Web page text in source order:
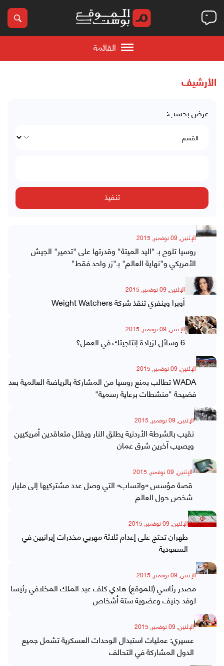
القائمة
الأرشيف
عرض بحسب:
الإثنين, 09 نوفمبر, 2015
روسيا تلوح بـ "اليد الميتة" وقدرتها على "تدمير" الجيش
الأمريكي و"نهاية العالم" بـ"زر واحد فقط"
الإثنين, 09 نوفمبر, 2015
أوبرا وينفري تنقذ شركة Weight Watchers
الإثنين, 09 نوفمبر, 2015
6 وسائل لزيادة إنتاجيتك في العمل؟
الإثنين, 09 نوفمبر, 2015
WADA تطالب بمنع روسيا من المشاركة بالرياضة العالمية بعد
فضيحة "منشطات برعاية رسمية"
الإثنين, 09 نوفمبر, 2015
نقيب بالشرطة الأردنية يطلق النار ويقتل متعاقدين أمريكيين
ويصيب آخرين شرق عمان
الإثنين, 09 نوفمبر, 2015
قصة مؤسس «واتساب» التي وصل عدد مشتركيها إلى مليار
شخص حول العالم
الإثنين, 09 نوفمبر, 2015
طهران تحتج على إعدام ثلاثة مهربي مخدرات إيرانيين في
السعودية
الإثنين, 09 نوفمبر, 2015
مصدر رئاسي (للموقع) هادي كلف عبد الملك المخلافي رئيسا
لوفد جنيف وعضوية ستة أشخاص
الإثنين, 09 نوفمبر, 2015
عسيري: عمليات استبدال الوحدات العسكرية تشمل جميع
الدول المشاركة في التحالف